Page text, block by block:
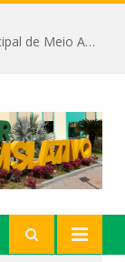
Câmara recebe palestra da Secretária Municipal de Meio Ambiente sobre as ações da “SEMANA DO MEIO AMBIENTE”